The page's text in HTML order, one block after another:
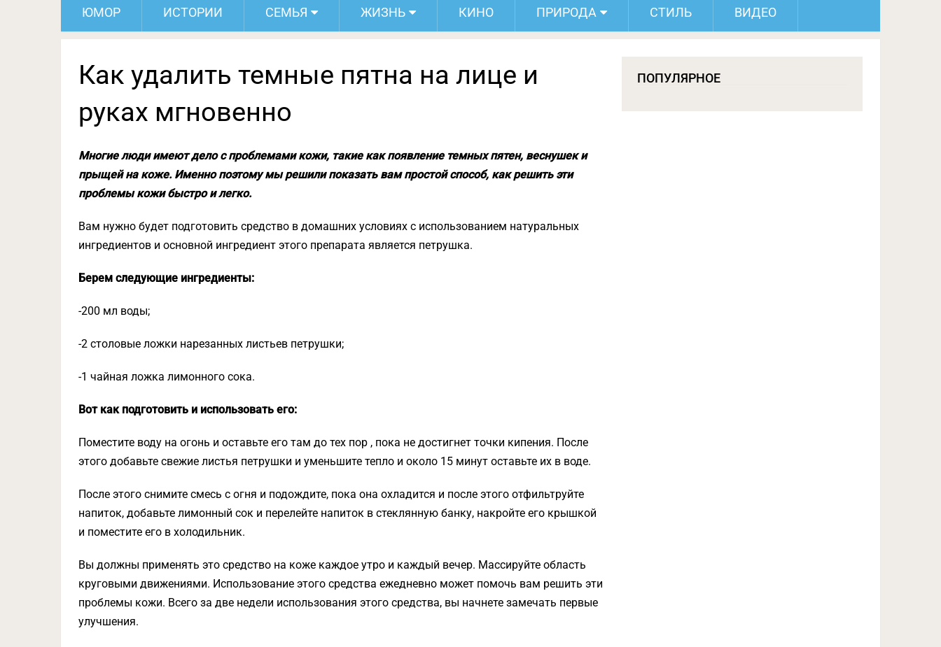
ЮМОР ИСТОРИИ СЕМЬЯ ЖИЗНЬ КИНО ПРИРОДА СТИЛЬ ВИДЕО
Как удалить темные пятна на лице и
руках мгновенно
Многие люди имеют дело с проблемами кожи, такие как появление темных пятен, веснушек и
прыщей на коже. Именно поэтому мы решили показать вам простой способ, как решить эти
проблемы кожи быстро и легко.
Вам нужно будет подготовить средство в домашних условиях с использованием натуральных
ингредиентов и основной ингредиент этого препарата является петрушка.
Берем следующие ингредиенты:
-200 мл воды;
-2 столовые ложки нарезанных листьев петрушки;
-1 чайная ложка лимонного сока.
Вот как подготовить и использовать его:
Поместите воду на огонь и оставьте его там до тех пор , пока не достигнет точки кипения. После
этого добавьте свежие листья петрушки и уменьшите тепло и около 15 минут оставьте их в воде.
После этого снимите смесь с огня и подождите, пока она охладится и после этого отфильтруйте
напиток, добавьте лимонный сок и перелейте напиток в стеклянную банку, накройте его крышкой
и поместите его в холодильник.
Вы должны применять это средство на коже каждое утро и каждый вечер. Массируйте область
круговыми движениями. Использование этого средства ежедневно может помочь вам решить эти
проблемы кожи. Всего за две недели использования этого средства, вы начнете замечать первые
улучшения.
ПОПУЛЯРНОЕ